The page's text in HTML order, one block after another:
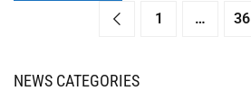
1 … 36
NEWS CATEGORIES